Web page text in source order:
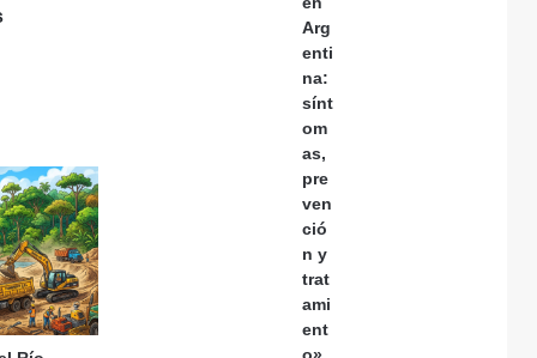
Arg
enti
na:
sínt
om
as,
pre
ven
ció
n y
trat
ami
ent